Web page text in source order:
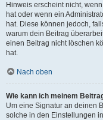
Hinweis erscheint nicht,
hat oder wenn ein
hat. Diese können jedoch,
warum dein Beitrag
einen Beitrag nicht löschen
hat.
Nach oben
Wie kann ich meinem
Um eine Signatur an deinen
solche in den Einstellungen